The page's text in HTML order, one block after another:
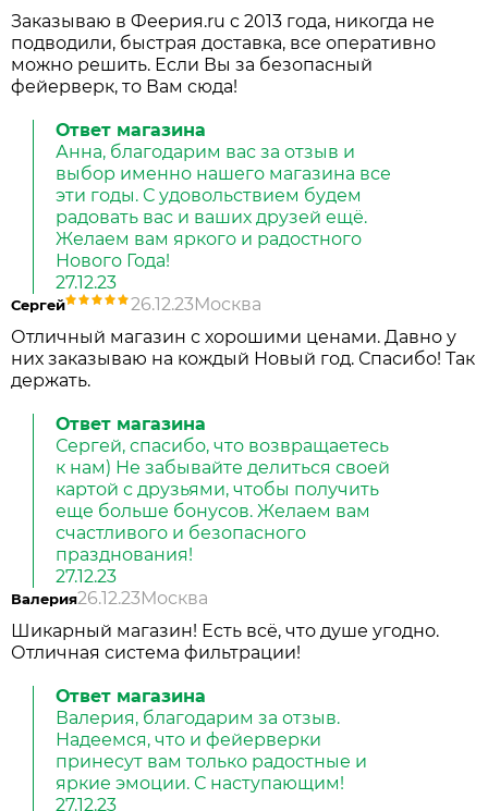
Заказываю в Феерия.ru c 2013 года, никогда не
подводили, быстрая доставка, все оперативно
можно решить. Если Вы за безопасный
фейерверк, то Вам сюда!
Ответ магазина
Анна, благодарим вас за отзыв и
выбор именно нашего магазина все
эти годы. С удовольствием будем
радовать вас и ваших друзей ещё.
Желаем вам яркого и радостного
Нового Года!
27.12.23
Сергей 26.12.23Москва
Отличный магазин с хорошими ценами. Давно у
них заказываю на кождый Новый год. Спасибо! Так
держать.
Ответ магазина
Сергей, спасибо, что возвращаетесь
к нам) Не забывайте делиться своей
картой с друзьями, чтобы получить
еще больше бонусов. Желаем вам
счастливого и безопасного
празднования!
27.12.23
Валерия26.12.23Москва
Шикарный магазин! Есть всё, что душе угодно.
Отличная система фильтрации!
Ответ магазина
Валерия, благодарим за отзыв.
Надеемся, что и фейерверки
принесут вам только радостные и
яркие эмоции. С наступающим!
27.12.23